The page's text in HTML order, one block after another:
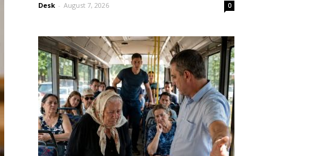
Desk - August 7, 2026 0